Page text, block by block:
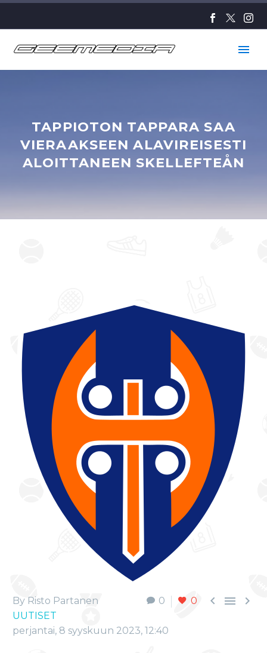
TAPPIOTON TAPPARA SAA
VIERAAKSEEN ALAVIREISESTI
ALOITTANEEN SKELLEFTEÅN
0 0   
By Risto Partanen
UUTISET
perjantai, 8 syyskuun 2023, 12:40